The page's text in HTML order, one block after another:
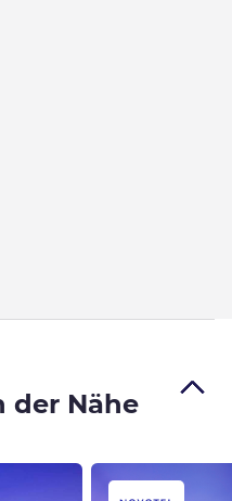
der Nähe